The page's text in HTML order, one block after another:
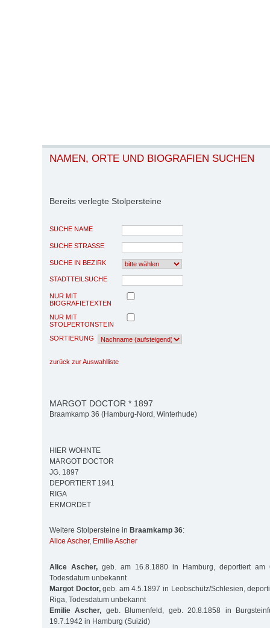
NAMEN, ORTE UND BIOGRAFIEN SUCHEN
Bereits verlegte Stolpersteine
SUCHE NAME
SUCHE STRASSE
SUCHE IN BEZIRK
STADTTEILSUCHE
NUR MIT
BIOGRAFIETEXTEN
NUR MIT
STOLPERTONSTEIN
SORTIERUNG
zurück zur Auswahlliste
MARGOT DOCTOR * 1897
Braamkamp 36 (Hamburg-Nord, Winterhude)
HIER WOHNTE
MARGOT DOCTOR
JG. 1897
DEPORTIERT 1941
RIGA
ERMORDET
Weitere Stolpersteine in Braamkamp 36:
Alice Ascher, Emilie Ascher
Alice Ascher, geb. am 16.8.1880 in Hamburg, deportiert am
Todesdatum unbekannt
Margot Doctor,geb. am 4.5.1897 in Leobschütz/Schlesien,
Riga, Todesdatum unbekannt
Emilie Ascher, geb. Blumenfeld, geb. 20.8.1858 in
19.7.1942 in Hamburg (Suizid)